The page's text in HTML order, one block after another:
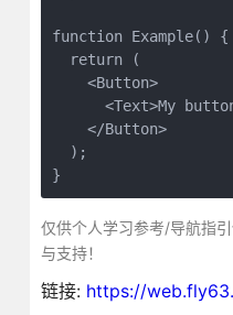
function Example() {
  return (
    <Button>
<Text>My
    </Button>
  );
}
仅供个人学习参考/导航指
与支持！
链接: https://